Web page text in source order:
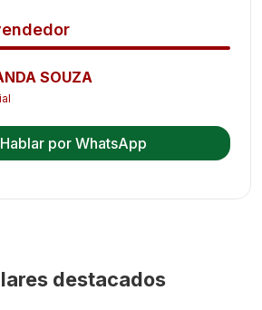
SOUZA
Hablar por WhatsApp
destacados